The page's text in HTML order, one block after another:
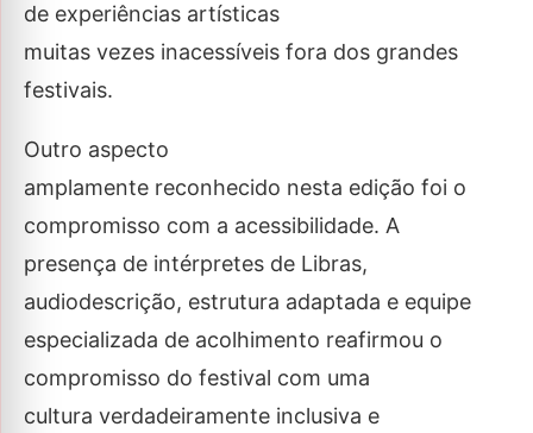
de experiências artísticas
muitas vezes inacessíveis fora dos grandes
festivais.
Outro aspecto
amplamente reconhecido nesta edição foi o
compromisso com a acessibilidade. A
presença de intérpretes de Libras,
audiodescrição, estrutura adaptada e equipe
especializada de acolhimento reafirmou o
compromisso do festival com uma
cultura verdadeiramente inclusiva e